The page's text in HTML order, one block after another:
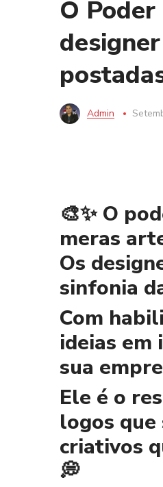
O
Admin
🎨✨ O
meras
Os
sinfonia
Com
ideias em
sua
Ele é o
logos
criativos
💭